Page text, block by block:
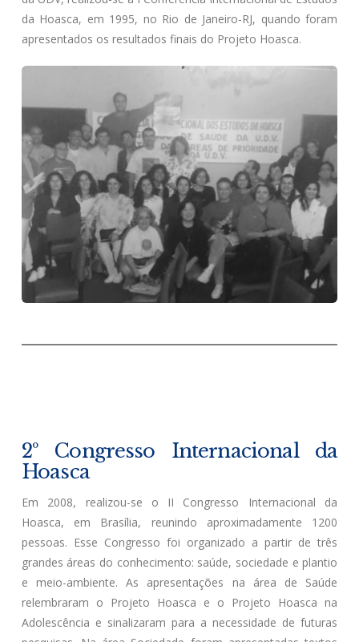
da Hoasca, em 1995, no Rio de Janeiro-RJ, quando foram
apresentados os resultados finais do Projeto Hoasca.
2º Congresso Internacional da
Hoasca
Em 2008, realizou-se o II Congresso Internacional da
Hoasca, em Brasília, reunindo aproximadamente 1200
pessoas. Esse Congresso foi organizado a partir de três
grandes áreas do conhecimento: saúde, sociedade e plantio
e meio-ambiente. As apresentações na área de Saúde
relembraram o Projeto Hoasca e o Projeto Hoasca na
Adolescência e sinalizaram para a necessidade de futuras